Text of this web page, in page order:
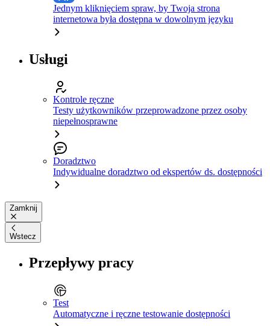
Jednym kliknięciem spraw, by Twoja strona
internetowa była dostępna w dowolnym języku
Usługi
Kontrole ręczne
Testy użytkowników przeprowadzone przez osoby
niepełnosprawne
Doradztwo
Indywidualne doradztwo od ekspertów ds. dostępności
Zamknij
Wstecz
Przepływy pracy
Test
Automatyczne i ręczne testowanie dostępności